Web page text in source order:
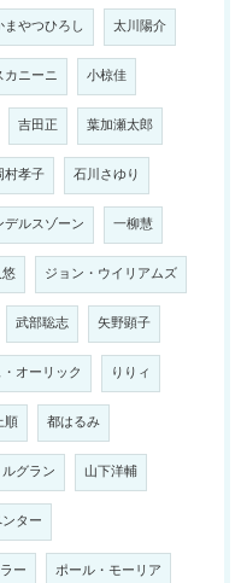
まやつひろし 太川陽介
カニーニ 小椋佳
吉田正 葉加瀬太郎
村孝子 石川さゆり
デルスゾーン 一柳慧
ジョン・ウイリアムズ
武部聡志 矢野顕子
オーリック りりィ
順 都はるみ
グラン 山下洋輔
ター
ー ポール・モーリア